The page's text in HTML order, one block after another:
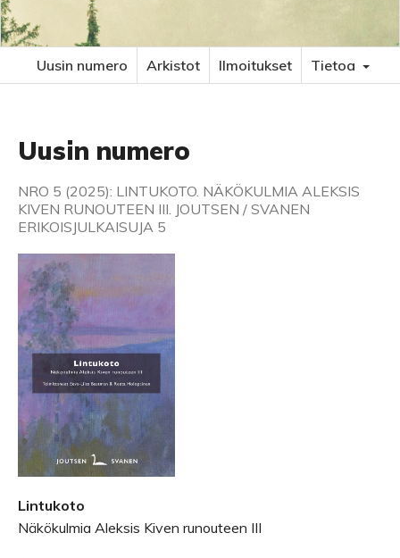
Uusin numero Arkistot Ilmoitukset Tietoa
Uusin numero
NRO 5 (2025): LINTUKOTO. NÄKÖKULMIA ALEKSIS
KIVEN RUNOUTEEN III. JOUTSEN / SVANEN
ERIKOISJULKAISUJA 5
Lintukoto
Näkökulmia Aleksis Kiven runouteen III